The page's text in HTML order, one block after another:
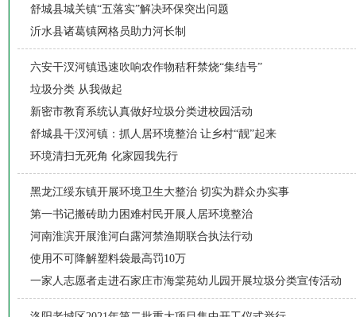
舒城县城关镇“五落实”解决环保突出问题
沂水县诸葛镇网格员助力河长制
六安干汊河镇迅速吹响农作物秸秆禁烧“集结号”
垃圾分类 从我做起
新密市教育系统认真做好垃圾分类进校园活动
舒城县干汊河镇：抓人居环境整治 让乡村“靓”起来
环境清扫无死角 化家园我先行
黑龙江绥东镇开展环境卫生大整治 切实为群众办实事
第一书记搬砖助力困难村民开展人居环境整治
河南淮滨开展淮河白露河禁渔期联合执法行动
使用不可降解塑料袋最高罚10万
一家人志愿者走进石家庄市海棠苑幼儿园开展垃圾分类宣传活动